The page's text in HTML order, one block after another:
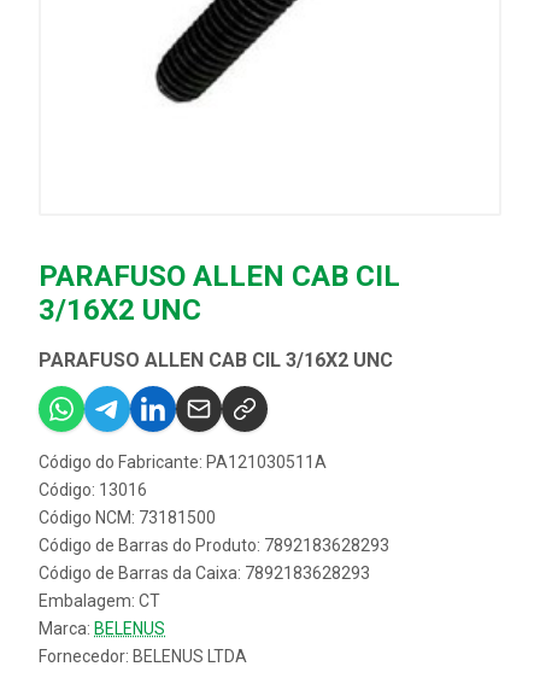
PARAFUSO ALLEN CAB CIL
3/16X2 UNC
PARAFUSO ALLEN CAB CIL 3/16X2 UNC
Código do Fabricante: PA121030511A
Código: 13016
Código NCM: 73181500
Código de Barras do Produto: 7892183628293
Código de Barras da Caixa: 7892183628293
Embalagem: CT
Marca: BELENUS
Fornecedor: BELENUS LTDA